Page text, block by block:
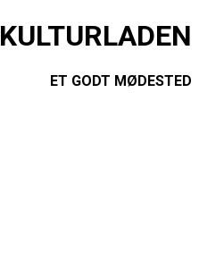
KULTURLADEN
ET GODT MØDESTED